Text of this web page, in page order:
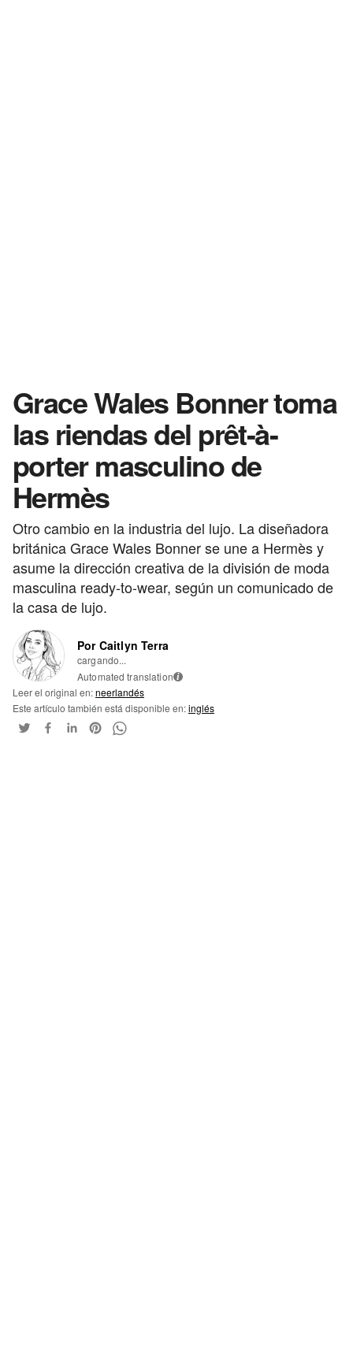
Grace Wales Bonner toma
las riendas del prêt-à-
porter masculino de
Hermès
Otro cambio en la industria del lujo. La diseñadora
británica Grace Wales Bonner se une a Hermès y
asume la dirección creativa de la división de moda
masculina ready-to-wear, según un comunicado de
la casa de lujo.
Por Caitlyn Terra
cargando...
Automated translation i
Leer el original en:neerlandés
Este artículo también está disponible en:inglés